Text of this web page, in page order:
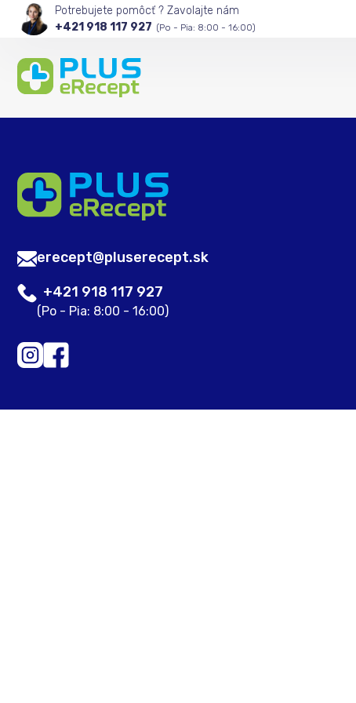
Potrebujete pomôcť ? Zavolajte nám
+421 918 117 927 (Po - Pia: 8:00 - 16:00)
erecept@pluserecept.sk
+421 918 117 927
(Po - Pia: 8:00 - 16:00)